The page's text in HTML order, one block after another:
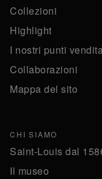
Collezioni
Highlight
I nostri punti
Collaborazioni
Mappa del sito
CHI SIAMO
Saint-Louis dal
Il museo